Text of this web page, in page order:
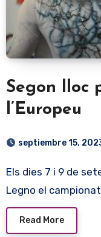
Segon lloc
l’Europeu
septiembre 15,
Els dies 7 i 9 de setembre va tenir lloc a Ponte di
Legno el
Read More